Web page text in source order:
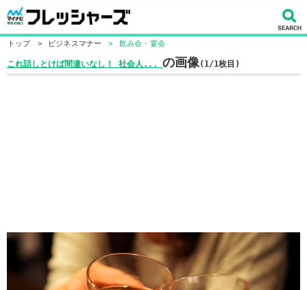
トップ > ビジネスマナー > 飲み会・宴会
これ話しとけば間違いなし！ 社会人... の画像(1/1枚目)